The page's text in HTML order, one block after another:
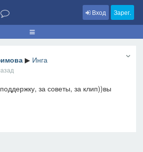
Вход Зарег.
▶ Инга
за советы, за клип))вы